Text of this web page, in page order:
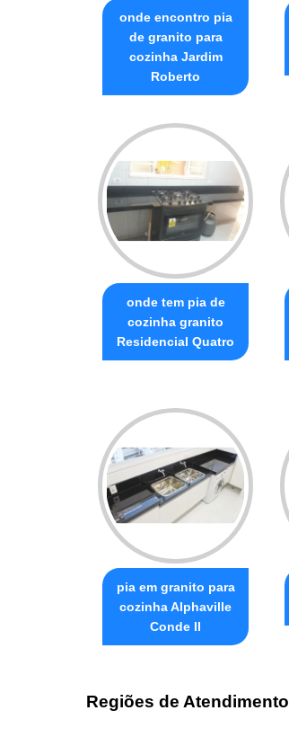
onde encontro pia
de granito para
cozinha Jardim
Roberto
onde tem pia de
cozinha granito
Residencial Quatro
pia em granito para
cozinha Alphaville
Conde II
Regiões de Atendimento